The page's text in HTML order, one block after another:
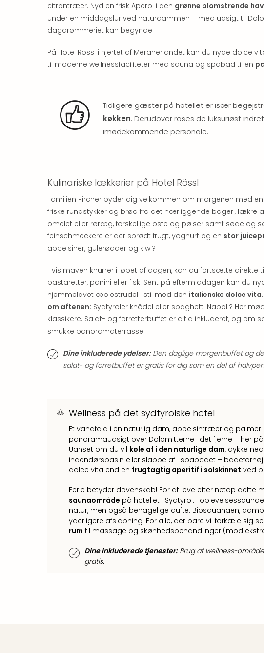
citrontræer. Nyd en frisk Aperol i den grønne blomstrende
under en middagslur ved naturdammen – med udsigt til
dagdrømmeriet kan begynde!
På Hotel Rössl i hjertet af Meranerlandet kan du nyde dolce
til moderne wellnessfaciliteter med sauna og spabad til en
Tidligere gæster på hotellet er især
køkken. Derudover roses de luksuriøst
imødekommende personale.
Kulinariske lækkerier på Hotel Rössl
Familien Pircher byder dig velkommen om morgenen med en
friske rundstykker og brød fra det nærliggende bageri, lækre
omelet eller røræg, forskellige oste og pølser samt søde og
feinschmeckere er der sprødt frugt, yoghurt og en stor
appelsiner, gulerødder og kiwi?
Hvis maven knurrer i løbet af dagen, kan du fortsætte
pastaretter, panini eller fisk. Sent på eftermiddagen kan du
hjemmelavet æblestrudel i stil med den italienske dolce vita
om aftenen: Sydtyroler knödel eller spaghetti Napoli? Her
klassikere. Salat- og forretterbuffet er altid inkluderet, og om
smukke panoramaterrasse.
Dine inkluderede ydelser:Den daglige morgenbuffet og
salat- og forretbuffet er gratis for dig som en del af
Wellness på det sydtyrolske hotel
Et vandfald i en naturlig dam, appelsintræer og palmer
panoramaudsigt over Dolomitterne i det fjerne – her
Uanset om du vil køle af i den naturlige dam, dykke
indendørsbasin eller slappe af i spabadet –
dolce vita end en frugtagtig aperitif i solskinnet ved
Ferie betyder dovenskab! For at leve efter netop dette
saunaområde på hotellet i Sydtyrol. I
natur, men også behagelige dufte. Biosauanaen,
yderligere afslapning. For alle, der bare vil forkæle sig
rum til massage og skønhedsbehandlinger (mod
Dine inkluderede tjenester:Brug af wellness-
gratis.